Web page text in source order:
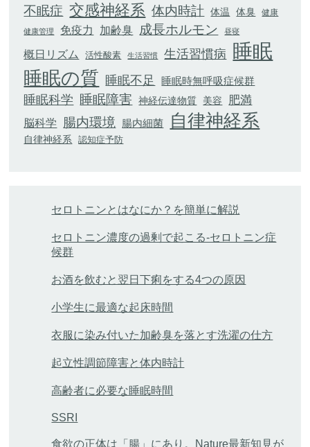
不眠症 交感神経系 体内時計 体温 体臭 健康
健康管理 免疫力 加齢臭 成長ホルモン 昼寝
概日リズム 活性酸素 生活習慣 生活習慣病 睡眠
睡眠の質 睡眠不足 睡眠時無呼吸症候群
睡眠科学 睡眠障害 神経伝達物質 美容 肥満
脳科学 腸内環境 腸内細菌 自律神経系
自律神経系 認知症予防
セロトニンとはなにか？を簡単に解説
セロトニン濃度の過剰で起こる-セロトニン症
候群
お酒を飲むと翌日下痢をする4つの原因
小学生に最適な起床時間
衣服に染み付いた加齢臭を落とす洗濯の仕方
起立性調節障害と体内時計
高齢者に必要な睡眠時間
SSRI
食欲の正体は「腸」にあり。Nature最新知見が